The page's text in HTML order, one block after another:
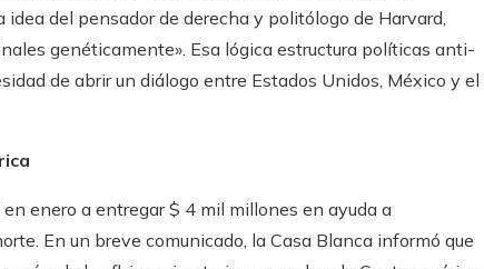
del pensador de derecha y politólogo de Harvard,
genéticamente». Esa lógica estructura políticas anti-
de abrir un diálogo entre Estados Unidos, México y el
enero a entregar $ 4 mil millones en ayuda a
En un breve comunicado, la Casa Blanca informó que